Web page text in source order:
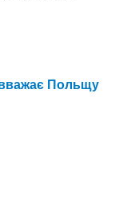
вважає Польщу